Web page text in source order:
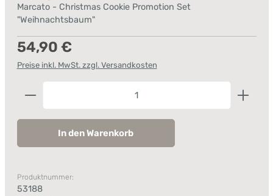
Marcato - Christmas Cookie Promotion Set
"Weihnachtsbaum"
Regulärer Preis:
54,90 €
Preise inkl. MwSt. zzgl. Versandkosten
Produkt Anzahl: Gib den gewünschten Wert ein
In den Warenkorb
Produktnummer:
53188